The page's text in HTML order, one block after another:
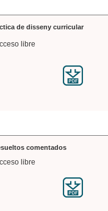
de disseny curricular
libre
comentados
libre